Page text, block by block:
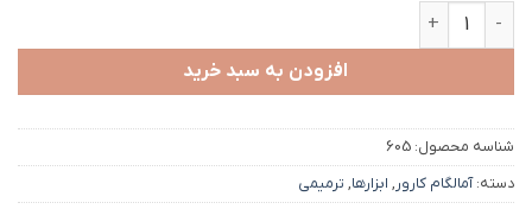
آمالگام کارور نیزه‌ای مدل 605 عدد
افزودن به سبد خرید
شناسه محصول: 605
دسته:آمالگام کارور, ابزارها, ترمیمی